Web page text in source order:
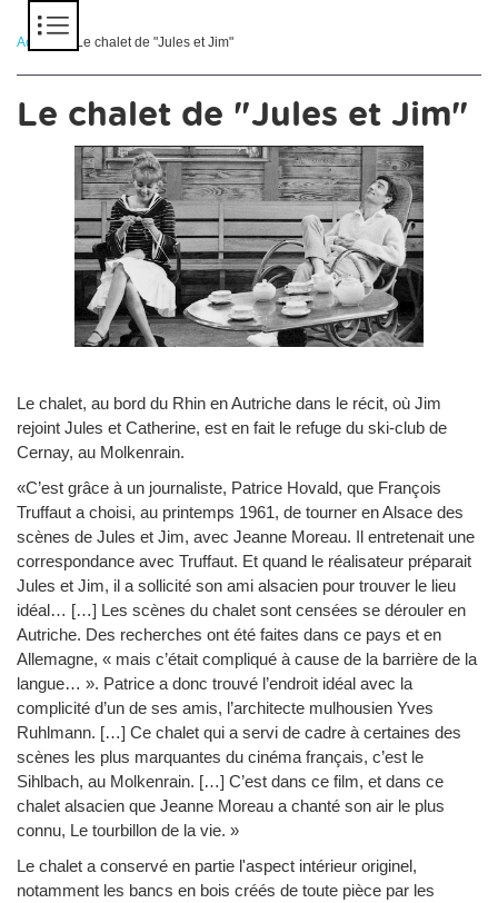
Accueil > Le chalet de "Jules et Jim"
Le chalet de "Jules et Jim"
Le chalet, au bord du Rhin en Autriche dans le récit, où Jim
rejoint Jules et Catherine, est en fait le refuge du ski-club de
Cernay, au Molkenrain.
«C’est grâce à un journaliste, Patrice Hovald, que François
Truffaut a choisi, au printemps 1961, de tourner en Alsace des
scènes de Jules et Jim, avec Jeanne Moreau. Il entretenait une
correspondance avec Truffaut. Et quand le réalisateur préparait
Jules et Jim, il a sollicité son ami alsacien pour trouver le lieu
idéal… […] Les scènes du chalet sont censées se dérouler en
Autriche. Des recherches ont été faites dans ce pays et en
Allemagne, « mais c’était compliqué à cause de la barrière de la
langue… ». Patrice a donc trouvé l’endroit idéal avec la
complicité d’un de ses amis, l’architecte mulhousien Yves
Ruhlmann. […] Ce chalet qui a servi de cadre à certaines des
scènes les plus marquantes du cinéma français, c’est le
Sihlbach, au Molkenrain. […] C’est dans ce film, et dans ce
chalet alsacien que Jeanne Moreau a chanté son air le plus
connu, Le tourbillon de la vie. »
Le chalet a conservé en partie l'aspect intérieur originel,
notamment les bancs en bois créés de toute pièce par les